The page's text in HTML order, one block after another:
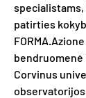
patirties
bendruomenė
Corvinus